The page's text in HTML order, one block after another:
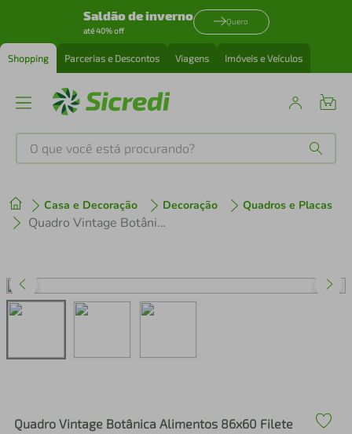
Saldão de inverno
até 40% off
Quero
Shopping Parcerias e Descontos Viagens Imóveis e Veículos
O que você está procurando?
Casa e Decoração Decoração Quadros e Placas
Quadro Vintage Botânica Alimentos 86x60 Filete Marrom
Quadro Vintage Botânica Alimentos 86x60 Filete
1º tenis
perfume